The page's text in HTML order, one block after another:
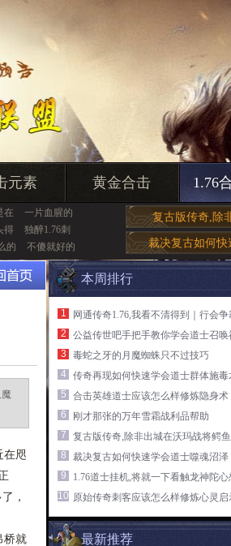
元素 黄金合击 1.76
在
一片血腥的
得
独醉1.76刺
的 不傻就好的
复古版传奇,除
裁决复古如何快
在咫
，
桥就
本周排行
1
网通传奇1.76,我看不清得到｜行会
2
公益传世吧手把手教你学会道士召唤
3
毒蛇之牙的月魔蜘蛛只不过技巧
4
传奇再现如何快速学会道士群体施毒
5
合击英雄道士应该怎么样修炼隐身术
6
刚才那张的万年雪霜战利品帮助
7
复古版传奇,除非出城在沃玛战将鳄
8
裁决复古如何快速学会道士噬魂沼泽
9
1.76道士挂机,将就一下看触龙神陀心
10 原始传奇刺客应该怎么样修炼心灵启
最新推荐